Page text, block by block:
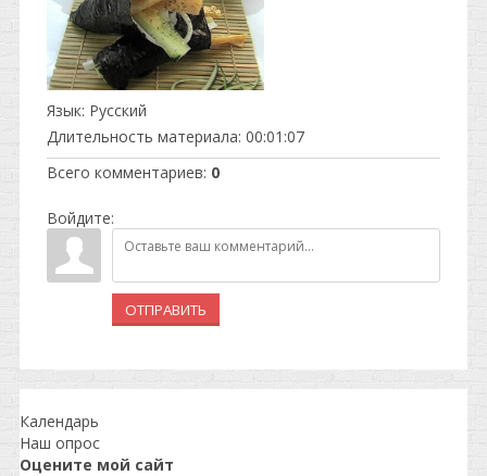
Язык: Русский
Длительность материала: 00:01:07
Всего комментариев: 0
Войдите:
ОТПРАВИТЬ
Календарь
Наш опрос
Оцените мой сайт